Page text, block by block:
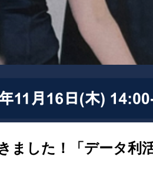
した！「データ利